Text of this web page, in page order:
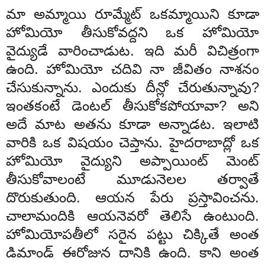
మా అమ్మాయి రూమ్మేట్ ఒకమ్మాయిని కూడా
హోమియో తీసుకోవద్దని ఒక హోమియో
వైద్యుడే వారించాడుట. ఇది మరీ విచిత్రంగా
ఉంది. హోమియో చదివి నా జీవితం నాశనం
చేసుకున్నాను. ఎందుకు దీన్లో చేరుతున్నావు?
ఇంతకంటే డెంటల్ తీసుకోకపోయావా? అని
అదే మాట అతను కూడా అన్నాడట. ఇలాటి
వారికి ఒక విషయం చెప్తాను. హైదరాబాద్లో ఒక
హోమియో వైద్యుని అప్పాయింట్ మెంట్
తీసుకోవాలంటే మూడునెలల తర్వాతే
దొరుకుతుంది. ఆయన పేరు ప్రస్తావించను.
చాలామందికి ఆయనెవరో తెలిసే ఉంటుంది.
హోమియోపతీలో సరైన పట్టు చిక్కితే అంత
డిమాండ్ ఈరోజున దానికి ఉంది. కాని అంత